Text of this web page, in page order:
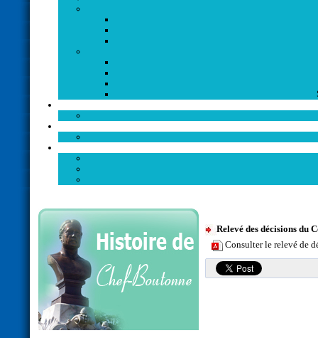
Relevé des décisions du
Consulter le relevé de